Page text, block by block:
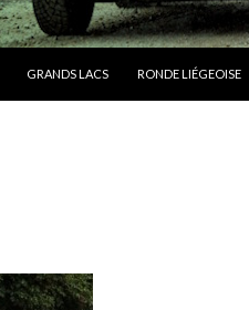
GRANDS LACS RONDE LIÉGEOISE